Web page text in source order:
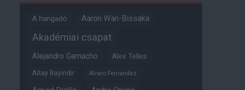
A hangadó Aaron Wan-Bissaka
Akadémiai csapat
Alejandro Garnacho Alex Telles
Altay Bayindir Alvaro Fernandez